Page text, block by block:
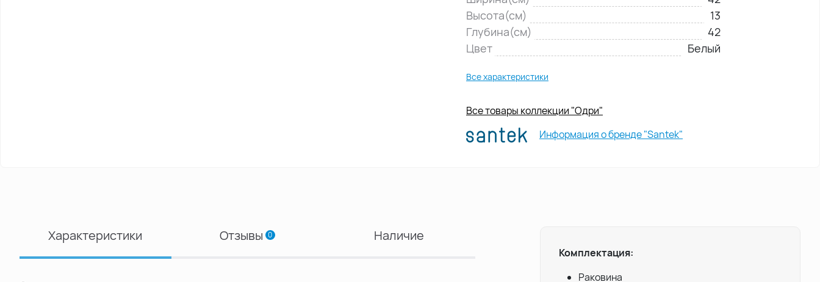
Высота(см)
13
Глубина(см)
42
Цвет
Белый
Все характеристики
Все товары коллекции "Одри"
Информация о бренде "Santek"
Характеристики Отзывы 0 Наличие
Комплектация:
Раковина